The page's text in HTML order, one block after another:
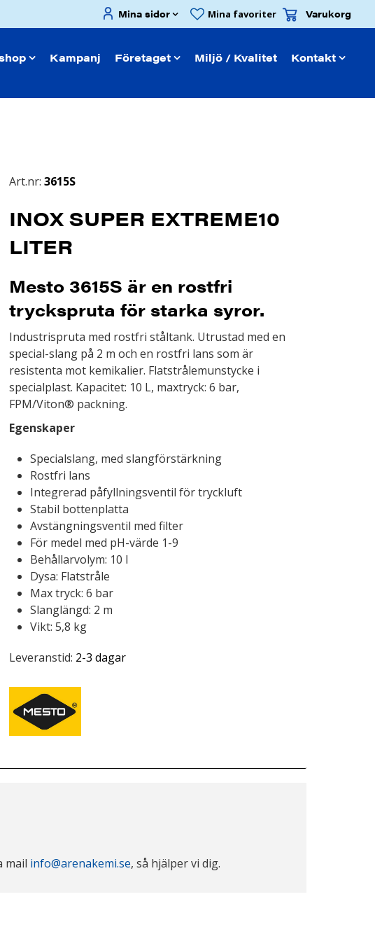
Mina sidor Mina favoriter Varukorg
Kampanj Företaget Miljö / Kvalitet Kontakt
Art.nr: 3615S
INOX SUPER EXTREME10
LITER
Mesto 3615S är en rostfri
tryckspruta för starka syror.
Industrispruta med rostfri ståltank. Utrustad med en
special-slang på 2 m och en rostfri lans som är
resistenta mot kemikalier. Flatstrålemunstycke i
specialplast. Kapacitet: 10 L, maxtryck: 6 bar,
FPM/Viton® packning.
Egenskaper
Specialslang, med slangförstärkning
Rostfri lans
Integrerad påfyllningsventil för tryckluft
Stabil bottenplatta
Avstängningsventil med filter
För medel med pH-värde 1-9
Behållarvolym: 10 l
Dysa: Flatstråle
Max tryck: 6 bar
Slanglängd: 2 m
Vikt: 5,8 kg
Leveranstid: 2-3 dagar
mail info@arenakemi.se, så hjälper vi dig.